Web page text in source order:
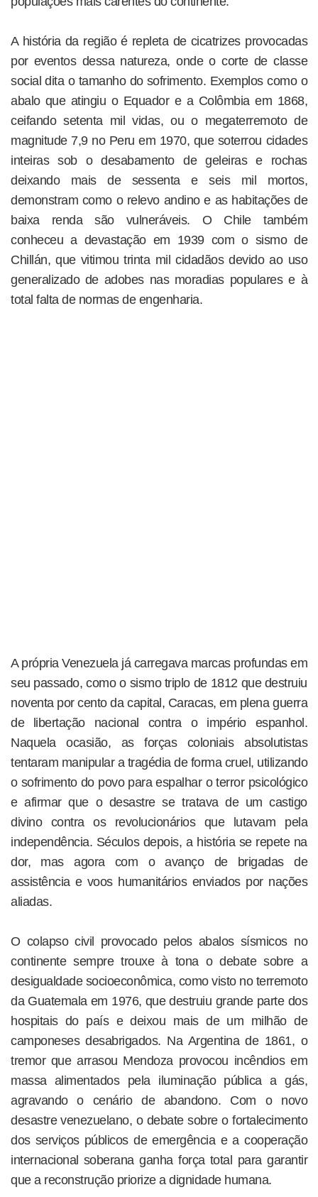
A história da região é repleta de cicatrizes provocadas
por eventos dessa natureza, onde o corte de classe
social dita o tamanho do sofrimento. Exemplos como o
abalo que atingiu o Equador e a Colômbia em 1868,
ceifando setenta mil vidas, ou o megaterremoto de
magnitude 7,9 no Peru em 1970, que soterrou cidades
inteiras sob o desabamento de geleiras e rochas
deixando mais de sessenta e seis mil mortos,
demonstram como o relevo andino e as habitações de
baixa renda são vulneráveis. O Chile também
conheceu a devastação em 1939 com o sismo de
Chillán, que vitimou trinta mil cidadãos devido ao uso
generalizado de adobes nas moradias populares e à
total falta de normas de engenharia.
A própria Venezuela já carregava marcas profundas em
seu passado, como o sismo triplo de 1812 que destruiu
noventa por cento da capital, Caracas, em plena guerra
de libertação nacional contra o império espanhol.
Naquela ocasião, as forças coloniais absolutistas
tentaram manipular a tragédia de forma cruel, utilizando
o sofrimento do povo para espalhar o terror psicológico
e afirmar que o desastre se tratava de um castigo
divino contra os revolucionários que lutavam pela
independência. Séculos depois, a história se repete na
dor, mas agora com o avanço de brigadas de
assistência e voos humanitários enviados por nações
aliadas.
O colapso civil provocado pelos abalos sísmicos no
continente sempre trouxe à tona o debate sobre a
desigualdade socioeconômica, como visto no terremoto
da Guatemala em 1976, que destruiu grande parte dos
hospitais do país e deixou mais de um milhão de
camponeses desabrigados. Na Argentina de 1861, o
tremor que arrasou Mendoza provocou incêndios em
massa alimentados pela iluminação pública a gás,
agravando o cenário de abandono. Com o novo
desastre venezuelano, o debate sobre o fortalecimento
dos serviços públicos de emergência e a cooperação
internacional soberana ganha força total para garantir
que a reconstrução priorize a dignidade humana.